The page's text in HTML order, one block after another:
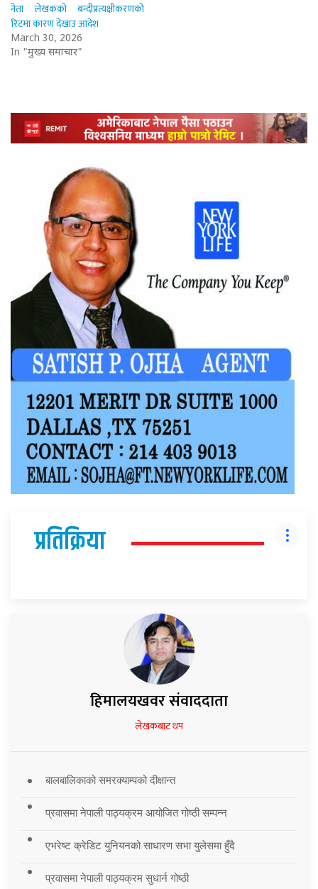
नेता लेखकको बन्दीप्रत्यक्षीकरणको
रिटमा कारण देखाउ आदेश
March 30, 2026
In "मुख्य समाचार"
प्रतिक्रिया
हिमालयखवर संवाददाता
लेखकबाट थप
बालबालिकाको समरक्याम्पको दीक्षान्त
प्रवासमा नेपाली पाठ्यक्रम आयोजित गोष्ठी सम्पन्न
एभरेष्ट क्रेडिट युनियनको साधारण सभा युलेसमा हुँदै
प्रवासमा नेपाली पाठ्यक्रम सुधार्न गोष्ठी